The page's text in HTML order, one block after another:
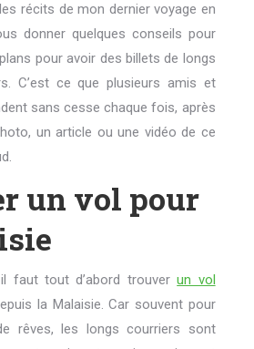
récits de mon dernier voyage en
donner quelques conseils pour
pour avoir des billets de longs
C’est ce que plusieurs amis et
sans cesse chaque fois, après
un article ou une vidéo de ce
un vol pour
il faut tout d’abord trouverun vol
la Malaisie. Car souvent pour
rêves, les longs courriers sont